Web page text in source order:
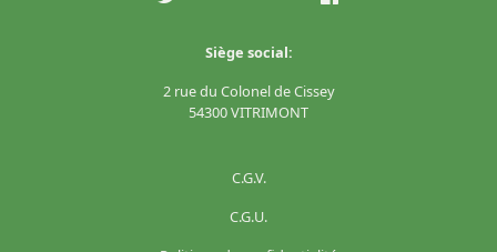
Siège social:
2 rue du Colonel de Cissey
54300 VITRIMONT
C.G.V.
C.G.U.